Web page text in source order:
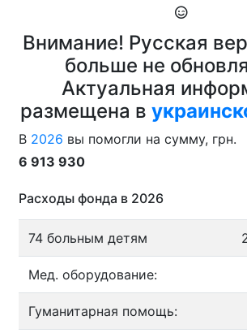
Внимание! Русская
больше не
Актуальная
размещена в
В 2026 вы помогли на сумму, грн.
6 913 930
Расходы фонда в 2026
74 больным детям
Мед. оборудование:
Гуманитарная помощь: